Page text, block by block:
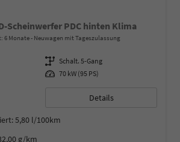
Scheinwerfer PDC hinten Klima
6 Monate Neuwagen mit Tageszulassung
Getriebe Schalt. 5-Gang
Leistung 70 kW (95 PS)
Details
5,80 l/100km
g/km